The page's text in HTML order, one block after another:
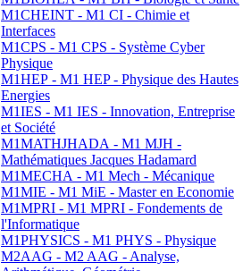
M1CHEINT - M1 CI - Chimie et
Interfaces
M1CPS - M1 CPS - Système Cyber
Physique
M1HEP - M1 HEP - Physique des Hautes
Energies
M1IES - M1 IES - Innovation, Entreprise
et Société
M1MATHJHADA - M1 MJH -
Mathématiques Jacques Hadamard
M1MECHA - M1 Mech - Mécanique
M1MIE - M1 MiE - Master en Economie
M1MPRI - M1 MPRI - Fondements de
l'Informatique
M1PHYSICS - M1 PHYS - Physique
M2AAG - M2 AAG - Analyse,